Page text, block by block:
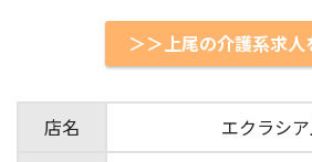
＞＞上尾の介護系求人
店名 エクラシ